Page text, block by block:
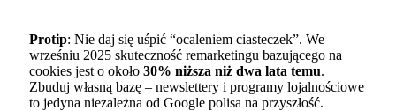
Protip: Nie daj się uśpić “ocaleniem ciasteczek”. We
wrześniu 2025 skuteczność remarketingu bazującego na
cookies jest o około 30% niższa niż dwa lata temu.
Zbuduj własną bazę – newslettery i programy lojalnościowe
to jedyna niezależna od Google polisa na przyszłość.